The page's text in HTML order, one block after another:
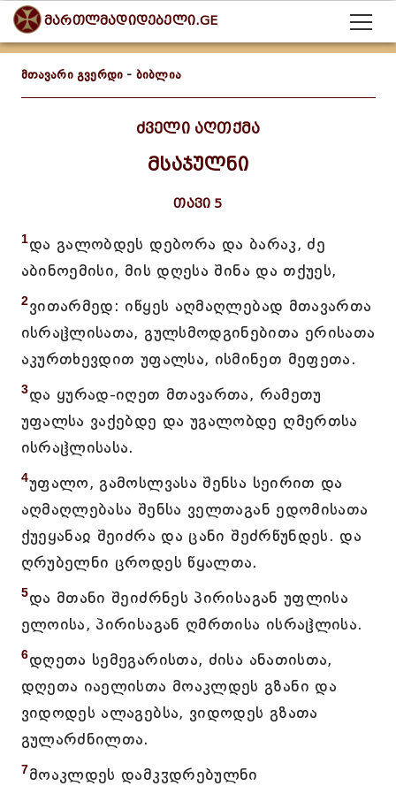
მართლმადიდებელი.GE
მთავარი გვერდი - ბიბლია
ძველი აღთქმა
მსაჯულნი
თავი 5
1და გალობდეს დებორა და ბარაკ, ძე
აბინოემისი, მის დღესა შინა და თქუეს,
2ვითარმედ: იწყეს აღმაღლებად მთავართა
ისრაჱლისათა, გულსმოდგინებითა ერისათა
აკურთხევდით უფალსა, ისმინეთ მეფეთა.
3და ყურად-იღეთ მთავართა, რამეთუ
უფალსა ვაქებდე და უგალობდე ღმერთსა
ისრაჱლისასა.
4უფალო, გამოსლვასა შენსა სეირით და
აღმაღლებასა შენსა ველთაგან ედომისათა
ქუეყანაჲ შეიძრა და ცანი შეძრწუნდეს. და
ღრუბელნი ცროდეს წყალთა.
5და მთანი შეიძრნეს პირისაგან უფლისა
ელოისა, პირისაგან ღმრთისა ისრაჱლისა.
6დღეთა სემეგარისთა, ძისა ანათისთა,
დღეთა იაელისთა მოაკლდეს გზანი და
ვიდოდეს ალაგებსა, ვიდოდეს გზათა
გულარძნილთა.
7მოაკლდეს დამკჳდრებულნი